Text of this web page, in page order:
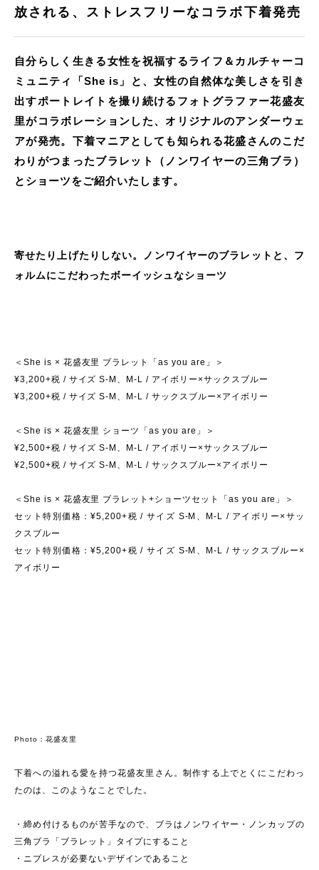
放される、ストレスフリーなコラボ下着発売
自分らしく生きる女性を祝福するライフ＆カルチャーコ
ミュニティ「She is」と、女性の自然体な美しさを引き
出すポートレイトを撮り続けるフォトグラファー花盛友
里がコラボレーションした、オリジナルのアンダーウェ
アが発売。下着マニアとしても知られる花盛さんのこだ
わりがつまったブラレット（ノンワイヤーの三角ブラ）
とショーツをご紹介いたします。
寄せたり上げたりしない。ノンワイヤーのブラレットと、フ
ォルムにこだわったボーイッシュなショーツ
＜She is × 花盛友里 ブラレット「as you are」＞
¥3,200+税 / サイズ S-M、M-L / アイボリー×サックスブルー
¥3,200+税 / サイズ S-M、M-L / サックスブルー×アイボリー
＜She is × 花盛友里 ショーツ「as you are」＞
¥2,500+税 / サイズ S-M、M-L / アイボリー×サックスブルー
¥2,500+税 / サイズ S-M、M-L / サックスブルー×アイボリー
＜She is × 花盛友里 ブラレット+ショーツセット「as you are」＞
セット特別価格：¥5,200+税 / サイズ S-M、M-L / アイボリー×サッ
クスブルー
セット特別価格：¥5,200+税 / サイズ S-M、M-L / サックスブルー×
アイボリー
Photo：花盛友里
下着への溢れる愛を持つ花盛友里さん。制作する上でとくにこだわっ
たのは、このようなことでした。
・締め付けるものが苦手なので、ブラはノンワイヤー・ノンカップの
三角ブラ「ブラレット」タイプにすること
・ニプレスが必要ないデザインであること